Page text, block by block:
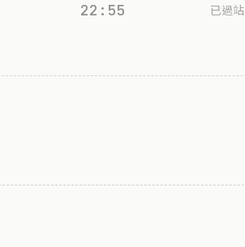
22:55 已過站